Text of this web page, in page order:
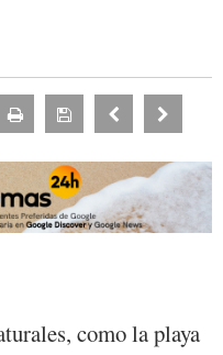
como la playa